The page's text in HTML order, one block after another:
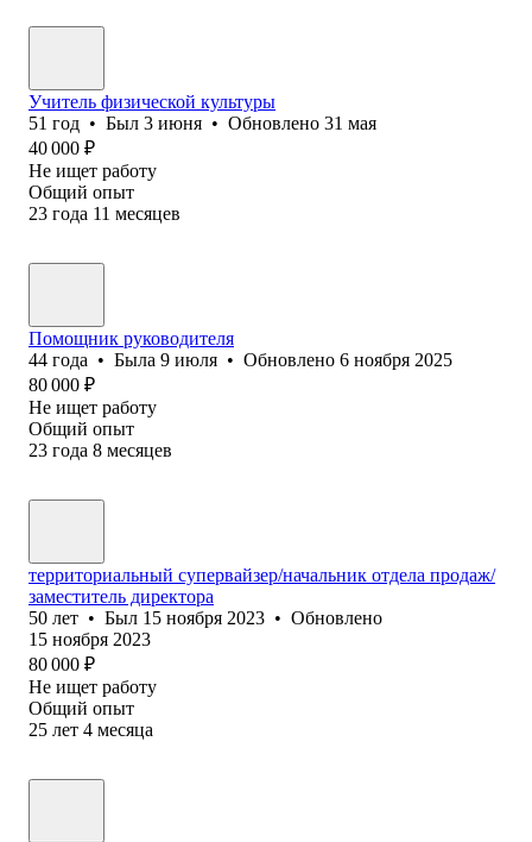
Учитель физической культуры
51 год • Был 3 июня • Обновлено 31 мая
40 000 ₽
Не ищет работу
Общий опыт
23 года 11 месяцев
Помощник руководителя
44 года • Была 9 июля • Обновлено 6 ноября 2025
80 000 ₽
Не ищет работу
Общий опыт
23 года 8 месяцев
территориальный супервайзер/начальник отдела продаж/
заместитель директора
50 лет • Был 15 ноября 2023 • Обновлено
15 ноября 2023
80 000 ₽
Не ищет работу
Общий опыт
25 лет 4 месяца